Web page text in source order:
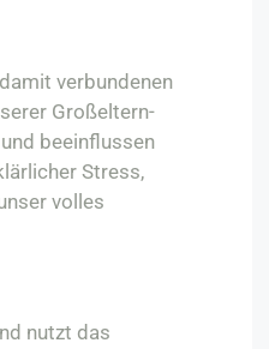
verbundenen
Großeltern-
beeinflussen
Stress,
volles
nutzt das